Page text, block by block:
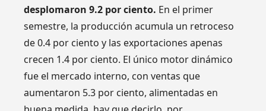
desplomaron 9.2 por ciento. En el primer
semestre, la producción acumula un retroceso
de 0.4 por ciento y las exportaciones apenas
crecen 1.4 por ciento. El único motor dinámico
fue el mercado interno, con ventas que
aumentaron 5.3 por ciento, alimentadas en